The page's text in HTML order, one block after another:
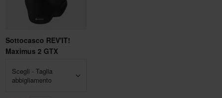
Sottocasco REV'IT!
Maximus 2 GTX
Scegli - Taglia
abbigliamento